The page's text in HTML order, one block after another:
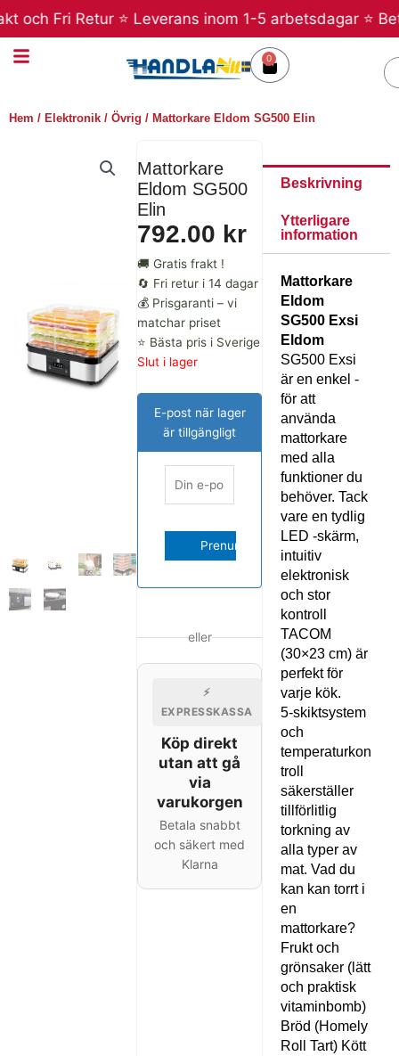
till
innehåll
Fri Retur ⭐ Leverans inom 1-5 arbetsdagar ⭐
0
Varukorg
Hem / Elektronik / Övrig / Mattorkare Eldom SG500 Elin
Mattorkare
Eldom SG500
Elin
792.00 kr
🚚 Gratis frakt !
🔄 Fri retur i 14 dagar
💰 Prisgaranti – vi
matchar priset
⭐ Bästa pris i Sverige
Slut i lager
E-post när lager
är tillgängligt
eller
⚡
EXPRESSKASSA
Köp direkt
utan att gå
via
varukorgen
Betala snabbt
och säkert med
Klarna
Beskrivning
Ytterligare
information
Mattorkare
Eldom
SG500 Exsi
Eldom
SG500 Exsi
är en enkel -
för att
använda
mattorkare
med alla
funktioner du
behöver. Tack
vare en tydlig
LED -skärm,
intuitiv
elektronisk
och stor
kontroll
TACOM
(30×23 cm) är
perfekt för
varje kök.
5-skiktsystem
och
temperaturkon
troll
säkerställer
tillförlitlig
torkning av
alla typer av
mat. Vad du
kan kan torrt i
en
mattorkare?
Frukt och
grönsaker (lätt
och praktisk
vitaminbomb)
Bröd (Homely
Roll Tart) Kött